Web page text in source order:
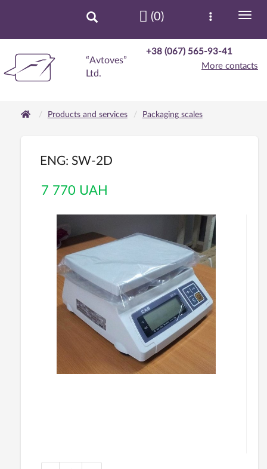
“Avtoves”
Ltd.
+38 (067) 565-93-41
More contacts
(0)
Products and services Packaging scales
ENG: SW-2D
7 770 UAH